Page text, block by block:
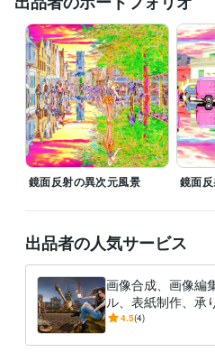
動画編集・映像制作 画像合成、画
合成画像 合成写真 タイトル制作
アフェリエイト
ニュース記事 スチ
学歴
東京都立工芸高等学校 1988年3月
鏡面反射の異次元風景 鏡面
出品者の人気サービス
画像合成、画像編
ル、表紙制作、承
ュールで異次元な
4.5(4)